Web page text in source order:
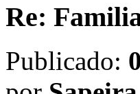
Re:
Publicado: